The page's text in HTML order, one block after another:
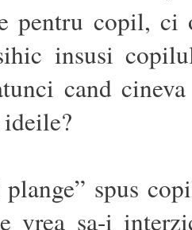
pentru copil, ci
insusi
cand cineva
spus
vrea sa-i